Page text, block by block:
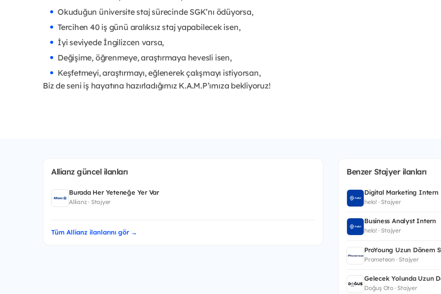
Okuduğun üniversite staj sürecinde SGK’nı ödüyorsa,
Tercihen 40 iş günü aralıksız staj yapabilecek isen,
İyi seviyede İngilizcen varsa,
Değişime, öğrenmeye, araştırmaya hevesli isen,
Keşfetmeyi, araştırmayı, eğlenerek çalışmayı istiyorsan,
Biz de seni iş hayatına hazırladığımız K.A.M.P’ımıza bekliyoruz!
Allianz güncel ilanları
Burada Her Yeteneğe Yer Var
Allianz · Stajyer
Tüm Allianz ilanlarını gör →
Benzer Stajyer ilanları
Digital Marketing Intern
helo! · Stajyer
Business Analyst Intern
helo! · Stajyer
ProYoung Uzun Dönem
Prometeon · Stajyer
Gelecek Yolunda Uzun
Doğuş Oto · Stajyer